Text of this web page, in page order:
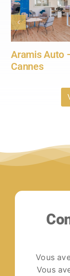
Opticien –
Ribier – Nice
Vous